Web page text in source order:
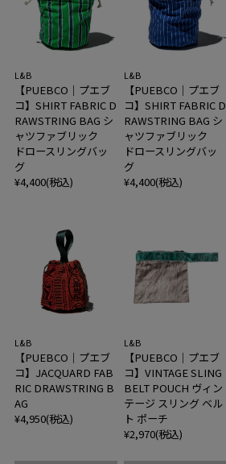
L&B
【PUEBCO｜プエブ
コ】SHIRT FABRIC D
RAWSTRING BAG シ
ャツファブリック
ドロースリングバッ
グ
¥4,400(税込)
L&B
【PUEBCO｜プエブ
コ】SHIRT FABRIC D
RAWSTRING BAG シ
ャツファブリック
ドロースリングバッ
グ
¥4,400(税込)
L&B
【PUEBCO｜プエブ
コ】JACQUARD FAB
RIC DRAWSTRING B
AG
¥4,950(税込)
L&B
【PUEBCO｜プエブ
コ】VINTAGE SLING
BELT POUCH ヴィン
テージ スリング ベル
ト ポーチ
¥2,970(税込)